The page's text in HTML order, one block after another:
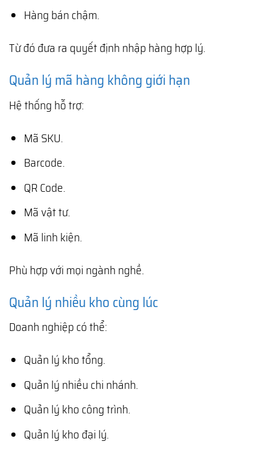
Hàng bán chậm.
Từ đó đưa ra quyết định nhập hàng hợp lý.
Quản lý mã hàng không giới hạn
Hệ thống hỗ trợ:
Mã SKU.
Barcode.
QR Code.
Mã vật tư.
Mã linh kiện.
Phù hợp với mọi ngành nghề.
Quản lý nhiều kho cùng lúc
Doanh nghiệp có thể:
Quản lý kho tổng.
Quản lý nhiều chi nhánh.
Quản lý kho công trình.
Quản lý kho đại lý.